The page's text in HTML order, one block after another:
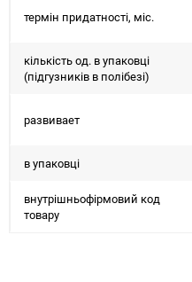
термін придатності, міс.
кількість од. в упаковці
(підгузників в полібезі)
развивает
в упаковці
внутрішньофірмовий код
товару